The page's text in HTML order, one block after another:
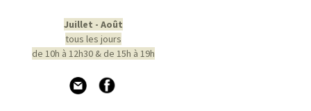
Juillet - Août
tous les jours
de 10h à 12h30 & de 15h à 19h